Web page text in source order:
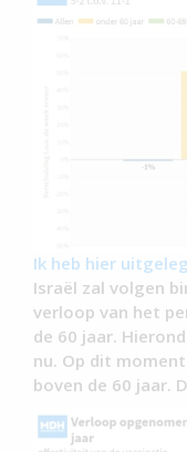
Ik heb hier
Israël zal volgen
verloop van het
de 60 jaar.
nu. Op dit
boven de 60 jaar.